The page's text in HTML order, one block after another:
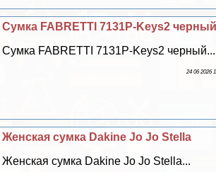
Сумка FABRETTI 7131P-Keys2 черный
Сумка FABRETTI 7131P-Keys2 черный...
24 06 2026
Женская сумка Dakine Jo Jo Stella
Женская сумка Dakine Jo Jo Stella...